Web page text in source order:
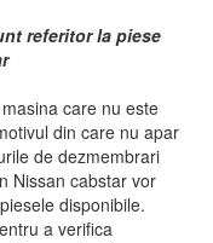
referitor la piese
care nu este
din care nu apar
de dezmembrari
Nissan cabstar vor
disponibile.
a verifica